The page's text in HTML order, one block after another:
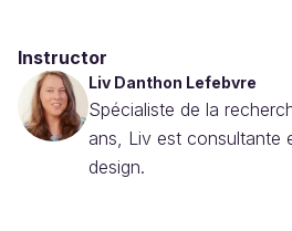
Instructor
Liv Danthon Lefebvre
Spécialiste de la
ans, Liv est consultante
design.